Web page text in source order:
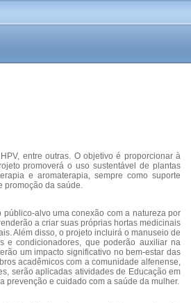
entre outras. O objetivo é proporcionar à
promoverá o uso sustentável de plantas
e aromaterapia, sempre como suporte
promoção da saúde.
alvo uma conexão com a natureza por
a criar suas próprias hortas medicinais
Além disso, o projeto incluirá o manuseio de
e condicionadores, que poderão auxiliar na
um impacto significativo no bem-estar das
acadêmicos com a comunidade alfenense,
serão aplicadas atividades de Educação em
prevenção e cuidado com a saúde da mulher.